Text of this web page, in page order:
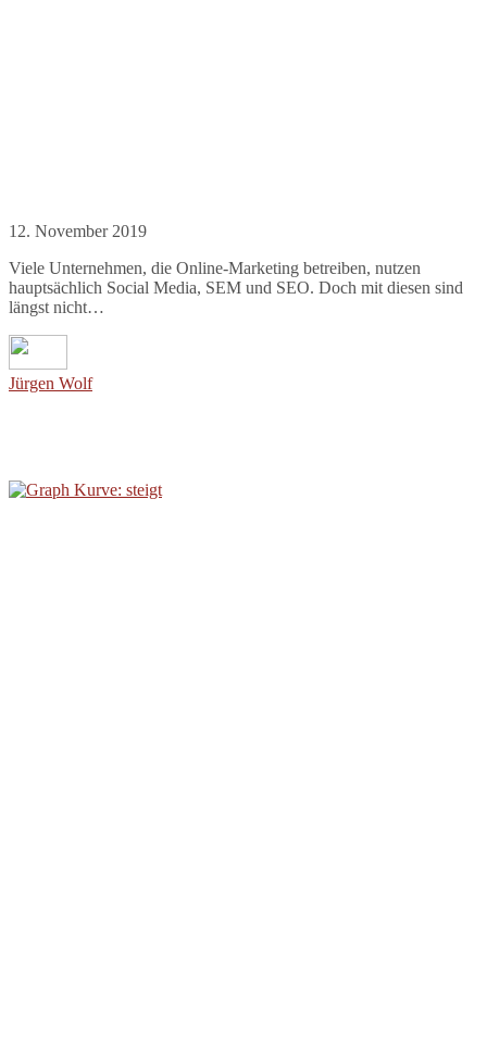
12. November 2019
Viele Unternehmen, die Online-Marketing betreiben, nutzen
hauptsächlich Social Media, SEM und SEO. Doch mit diesen sind
längst nicht…
Jürgen Wolf